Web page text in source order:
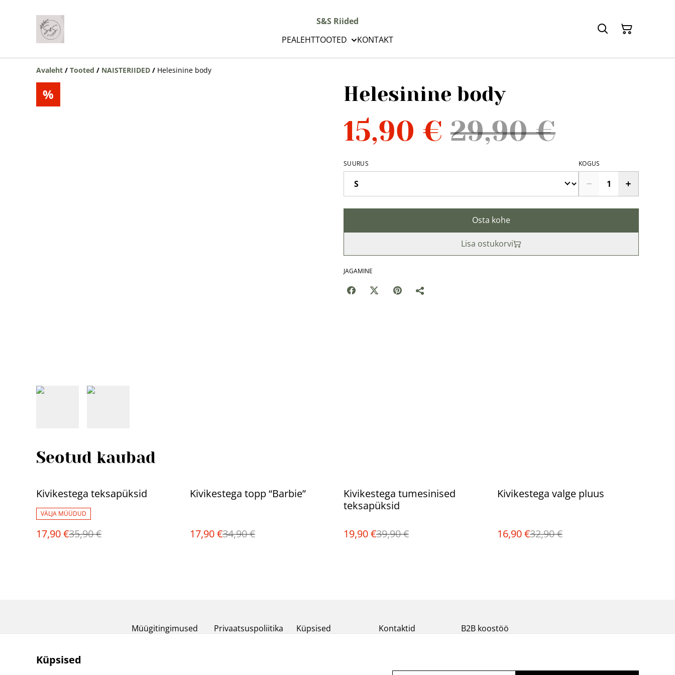
S&S Riided
PEALEHTTOOTED KONTAKT
Avaleht / Tooted / NAISTERIIDED / Helesinine body
% Helesinine body
15,90 € 29,90 €
SUURUS KOGUS
Osta kohe
Lisa ostukorvi
JAGAMINE
Seotud kaubad
%
Kivikestega teksapüksid
VÄLJA MÜÜDUD
17,90 €35,90 €
%
Kivikestega topp “Barbie”
17,90 €34,90 €
%
Kivikestega tumesinised
teksapüksid
19,90 €39,90 €
%
Kivikestega valge pluus
16,90 €32,90 €
Müügitingimused Privaatsuspoliitika Küpsised Kontaktid B2B koostöö
Küpsised